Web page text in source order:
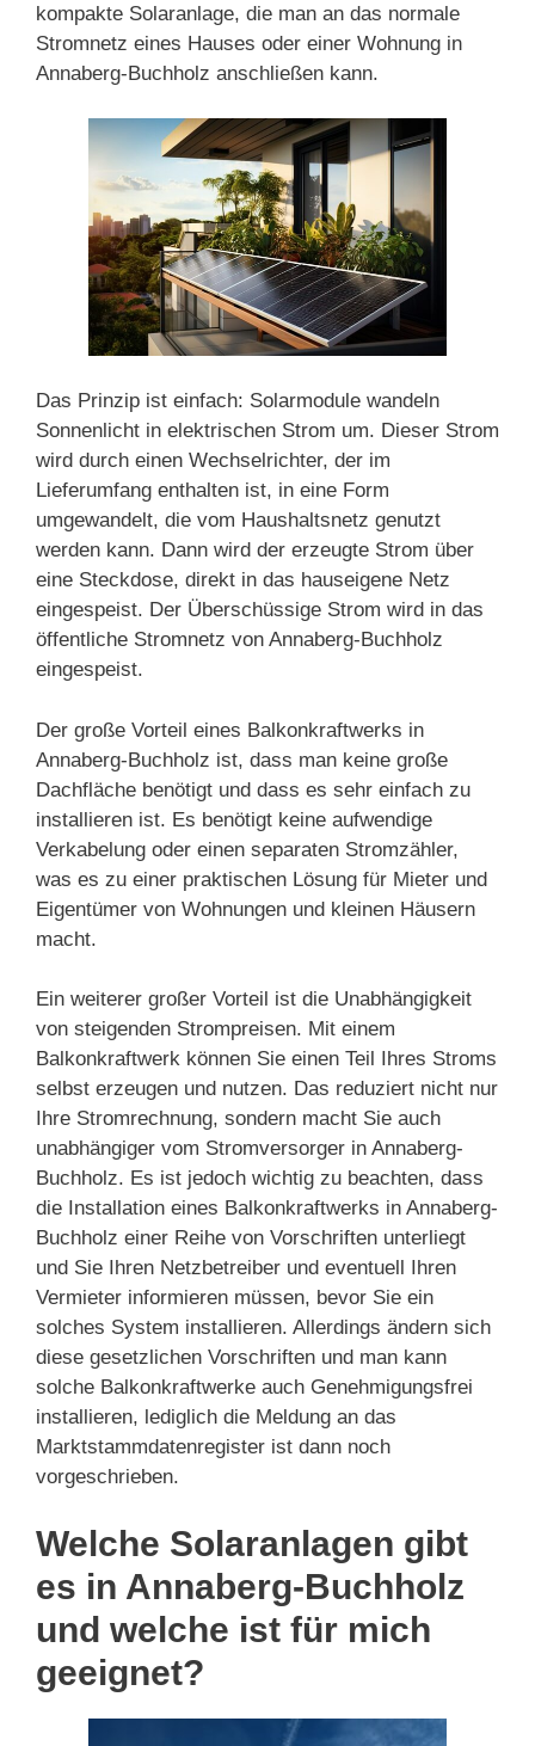
kompakte Solaranlage, die man an das normale
Stromnetz eines Hauses oder einer Wohnung in
Annaberg-Buchholz anschließen kann.
Das Prinzip ist einfach: Solarmodule wandeln
Sonnenlicht in elektrischen Strom um. Dieser Strom
wird durch einen Wechselrichter, der im
Lieferumfang enthalten ist, in eine Form
umgewandelt, die vom Haushaltsnetz genutzt
werden kann. Dann wird der erzeugte Strom über
eine Steckdose, direkt in das hauseigene Netz
eingespeist. Der Überschüssige Strom wird in das
öffentliche Stromnetz von Annaberg-Buchholz
eingespeist.
Der große Vorteil eines Balkonkraftwerks in
Annaberg-Buchholz ist, dass man keine große
Dachfläche benötigt und dass es sehr einfach zu
installieren ist. Es benötigt keine aufwendige
Verkabelung oder einen separaten Stromzähler,
was es zu einer praktischen Lösung für Mieter und
Eigentümer von Wohnungen und kleinen Häusern
macht.
Ein weiterer großer Vorteil ist die Unabhängigkeit
von steigenden Strompreisen. Mit einem
Balkonkraftwerk können Sie einen Teil Ihres Stroms
selbst erzeugen und nutzen. Das reduziert nicht nur
Ihre Stromrechnung, sondern macht Sie auch
unabhängiger vom Stromversorger in Annaberg-
Buchholz. Es ist jedoch wichtig zu beachten, dass
die Installation eines Balkonkraftwerks in Annaberg-
Buchholz einer Reihe von Vorschriften unterliegt
und Sie Ihren Netzbetreiber und eventuell Ihren
Vermieter informieren müssen, bevor Sie ein
solches System installieren. Allerdings ändern sich
diese gesetzlichen Vorschriften und man kann
solche Balkonkraftwerke auch Genehmigungsfrei
installieren, lediglich die Meldung an das
Marktstammdatenregister ist dann noch
vorgeschrieben.
Welche Solaranlagen gibt
es in Annaberg-Buchholz
und welche ist für mich
geeignet?